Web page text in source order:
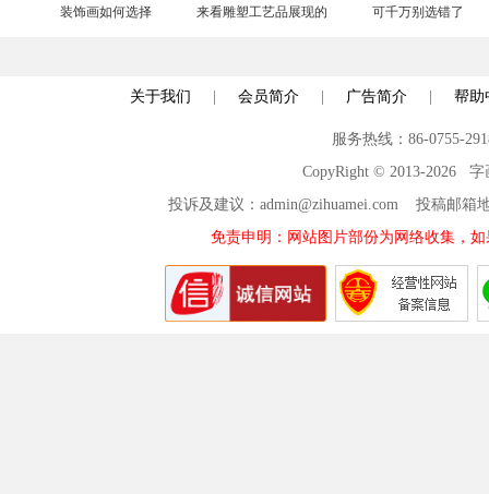
装饰画如何选择
来看雕塑工艺品展现的
可千万别选错了
关于我们 | 会员简介 | 广告简介 | 帮助
服务热线：86-0755-
CopyRight © 2013-2026 字
投诉及建议：admin@zihuamei.com 投稿邮
免责申明：网站图片部份为网络收集，